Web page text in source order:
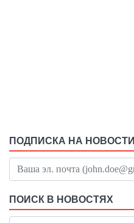
ПОДПИСКА НА НОВОСТИ
ПОИСК В НОВОСТЯХ